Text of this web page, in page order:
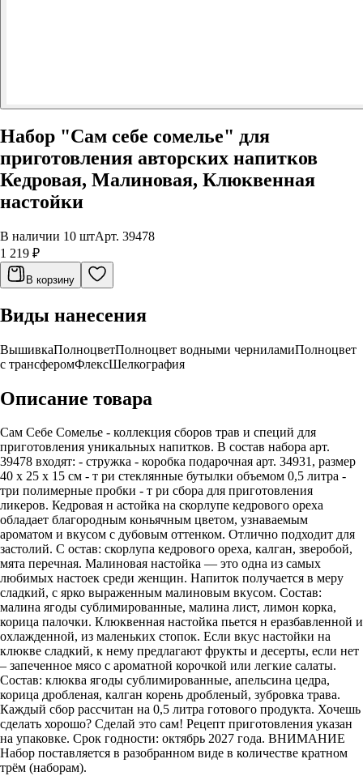
Набор "Сам себе сомелье" для
приготовления авторских напитков
Кедровая, Малиновая, Клюквенная
настойки
В наличии 10 штАрт. 39478
1 219 ₽
В корзину
Виды нанесения
ВышивкаПолноцветПолноцвет водными черниламиПолноцвет
с трансферомФлексШелкография
Описание товара
Сам Себе Сомелье - коллекция сборов трав и специй для
приготовления уникальных напитков. В состав набора арт.
39478 входят: - стружка - коробка подарочная арт. 34931, размер
40 х 25 х 15 см - т ри стеклянные бутылки объемом 0,5 литра -
три полимерные пробки - т ри сбора для приготовления
ликеров. Кедровая н астойка на скорлупе кедрового ореха
обладает благородным коньячным цветом, узнаваемым
ароматом и вкусом с дубовым оттенком. Отлично подходит для
застолий. С остав: скорлупа кедрового ореха, калган, зверобой,
мята перечная. Малиновая настойка — это одна из самых
любимых настоек среди женщин. Напиток получается в меру
сладкий, с ярко выраженным малиновым вкусом. Состав:
малина ягоды сублимированные, малина лист, лимон корка,
корица палочки. Клюквенная настойка пьется н еразбавленной и
охлажденной, из маленьких стопок. Если вкус настойки на
клюкве сладкий, к нему предлагают фрукты и десерты, если нет
– запеченное мясо с ароматной корочкой или легкие салаты.
Состав: клюква ягоды сублимированные, апельсина цедра,
корица дробленая, калган корень дробленый, зубровка трава.
Каждый сбор рассчитан на 0,5 литра готового продукта. Хочешь
сделать хорошо? Сделай это сам! Рецепт приготовления указан
на упаковке. Срок годности: октябрь 2027 года. ВНИМАНИЕ
Набор поставляется в разобранном виде в количестве кратном
трём (наборам).